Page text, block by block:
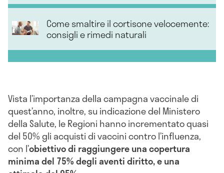
Come smaltire il cortisone velocemente:
consigli e rimedi naturali
Vista l’importanza della campagna vaccinale di
quest’anno, inoltre, su indicazione del Ministero
della Salute, le Regioni hanno incrementato quasi
del 50% gli acquisti di vaccini contro l’influenza,
con l’obiettivo di raggiungere una copertura
minima del 75% degli aventi diritto, e una